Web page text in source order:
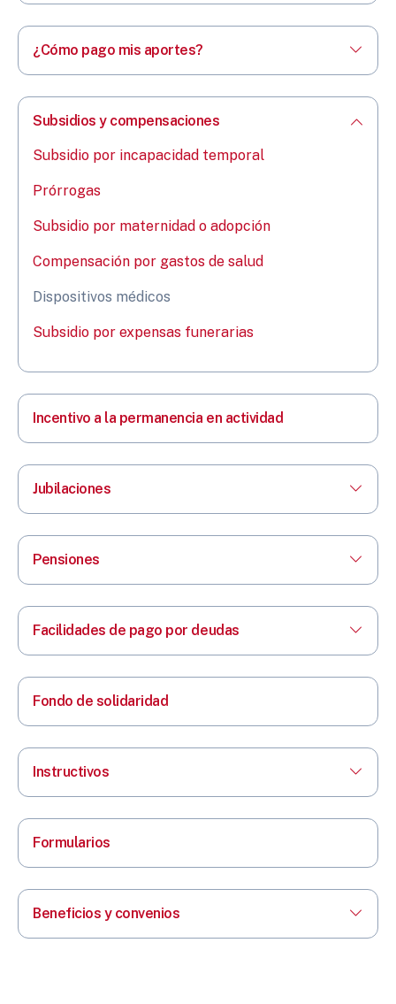
¿Cómo pago mis aportes?
Subsidios y compensaciones
Subsidio por incapacidad temporal
Prórrogas
Subsidio por maternidad o adopción
Compensación por gastos de salud
Dispositivos médicos
Subsidio por expensas funerarias
Incentivo a la permanencia en actividad
Jubilaciones
Pensiones
Facilidades de pago por deudas
Fondo de solidaridad
Instructivos
Formularios
Beneficios y convenios